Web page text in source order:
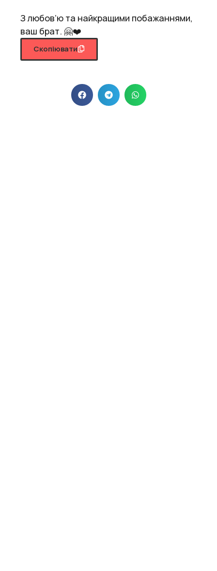
З любов’ю та найкращими побажаннями,
ваш брат. 🤗❤️
Скопіювати